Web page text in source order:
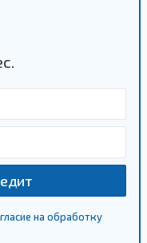
на обработку